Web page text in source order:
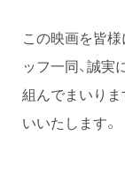
この映画を皆様
ッフ一同、誠実
組んでまいり
いいたします。